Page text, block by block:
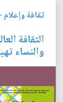
ثقافة وإعلام
والنساء